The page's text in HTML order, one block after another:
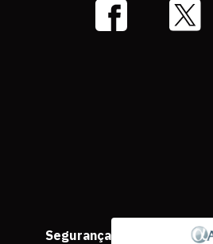
Segurança